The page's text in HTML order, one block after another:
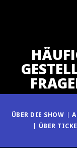
ÜBER DIE SHOW
ÜBER